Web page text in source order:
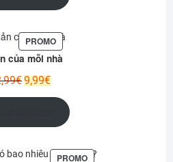
est :
PROMOPRODUIT
EN
PROMOTION
của mỗi nhà
€Le
9,99€Le
actuel
est :
PROMOPRODUIT